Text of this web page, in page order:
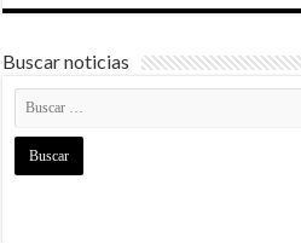
Buscar noticias